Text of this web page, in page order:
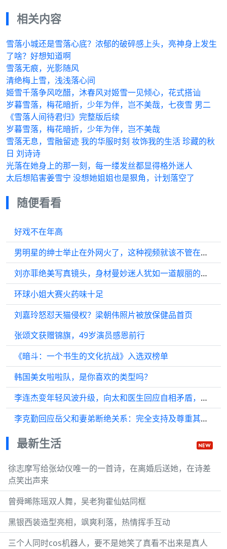
相关内容
雪落小城还是雪落心底？浓郁的破碎感上头，亮神身上发生
了啥？好想知道啊
雪落无痕，光影随风
清绝梅上雪，浅浅落心间
姬雪千落争风吃醋，沐春风对姬雪一见倾心，花式搭讪
岁暮雪落，梅花暗折，少年为伴，岂不美哉，七夜雪 男二
《雪落人间待君归》完整版后续
岁暮雪落，梅花暗折，少年为伴，岂不美哉
雪落无息，雪融留迹 我的华服时刻 妆饰我的生活 珍藏的秋
日 刘诗诗
光落在她身上的那一刻，每一缕发丝都显得格外迷人
太后想陷害姜雪宁 没想她姐姐也是狠角，计划落空了
随便看看
好戏不在年高
男明星的绅士举止在外网火了，这种视频就该不管在哪都火
刘亦菲绝美写真镜头，身材曼妙迷人犹如一道靓丽的风景，清纯性感
环球小姐大赛火药味十足
刘嘉玲怒怼天猫侵权？梁朝伟照片被放保健品首页
张颂文获赠锦旗，49岁演员感恩前行
《暗斗：一个书生的文化抗战》入选双榜单
韩国美女啦啦队，是你喜欢的类型吗？
李连杰变年轻风波升级，向太和医生回应自相矛盾，外国博主曝更多
李克勤回应岳父和妻弟断绝关系：完全支持及尊重其决定
最新生活
徐志摩写给张幼仪唯一的一首诗，在离婚后送她，在诗差
点笑出声来
曾舜晞陈瑶双人舞，吴老狗霍仙姑同框
黑银西装造型亮相，飒爽利落，热情挥手互动
三个人同时cos机器人，要不是她笑了真看不出来是真人